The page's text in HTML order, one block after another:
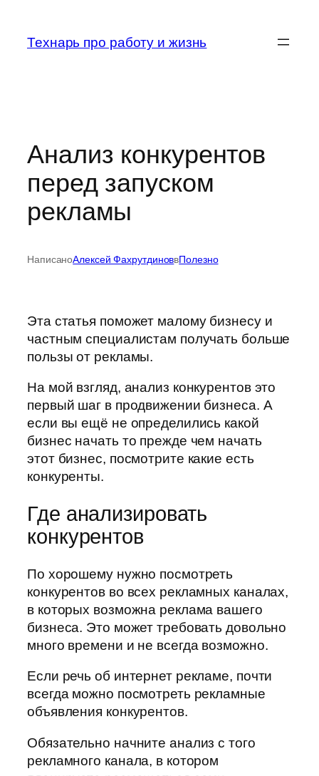
содержимому
Технарь про работу и жизнь
Анализ конкурентов
перед запуском
рекламы
НаписаноАлексей ФахрутдиноввПолезно
Эта статья поможет малому бизнесу и
частным специалистам получать больше
пользы от рекламы.
На мой взгляд, анализ конкурентов это
первый шаг в продвижении бизнеса. А
если вы ещё не определились какой
бизнес начать то прежде чем начать
этот бизнес, посмотрите какие есть
конкуренты.
Где анализировать
конкурентов
По хорошему нужно посмотреть
конкурентов во всех рекламных каналах,
в которых возможна реклама вашего
бизнеса. Это может требовать довольно
много времени и не всегда возможно.
Если речь об интернет рекламе, почти
всегда можно посмотреть рекламные
объявления конкурентов.
Обязательно начните анализ с того
рекламного канала, в котором